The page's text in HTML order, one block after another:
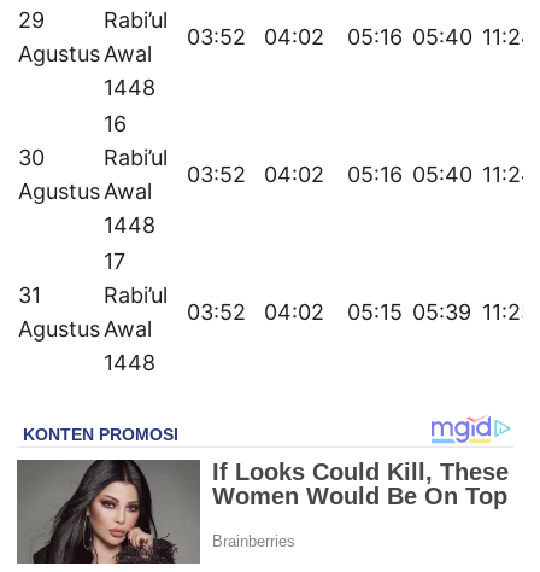
29
Agustus
Rabi’ul
Awal
1448
03:52 04:02 05:16 05:40 11:24
30
Agustus
16
Rabi’ul
Awal
1448
03:52 04:02 05:16 05:40 11:24
31
Agustus
17
Rabi’ul
Awal
1448
03:52 04:02 05:15 05:39 11:23